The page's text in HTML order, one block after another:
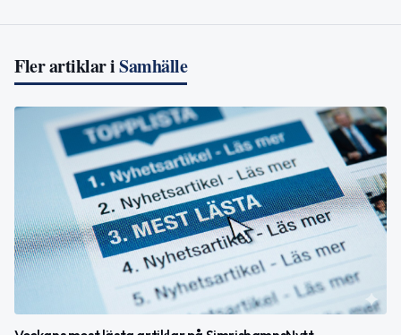
Fler artiklar iSamhälle